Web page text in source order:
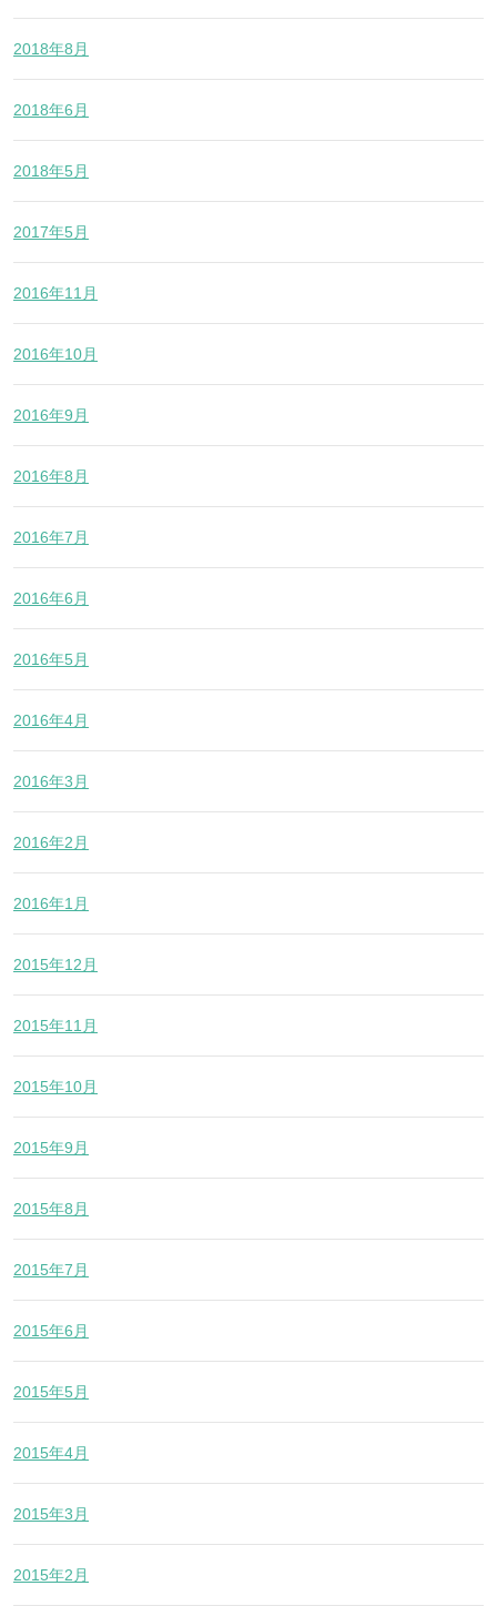
2018年8月
2018年6月
2018年5月
2017年5月
2016年11月
2016年10月
2016年9月
2016年8月
2016年7月
2016年6月
2016年5月
2016年4月
2016年3月
2016年2月
2016年1月
2015年12月
2015年11月
2015年10月
2015年9月
2015年8月
2015年7月
2015年6月
2015年5月
2015年4月
2015年3月
2015年2月